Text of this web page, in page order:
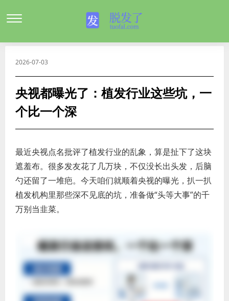
2026-07-03
央视都曝光了：植发行业这些坑，一
个比一个深
最近央视点名批评了植发行业的乱象，算是扯下了这块
遮羞布。很多发友花了几万块，不仅没长出头发，后脑
勺还留了一堆疤。今天咱们就顺着央视的曝光，扒一扒
植发机构里那些深不见底的坑，准备做“头等大事”的千
万别当韭菜。